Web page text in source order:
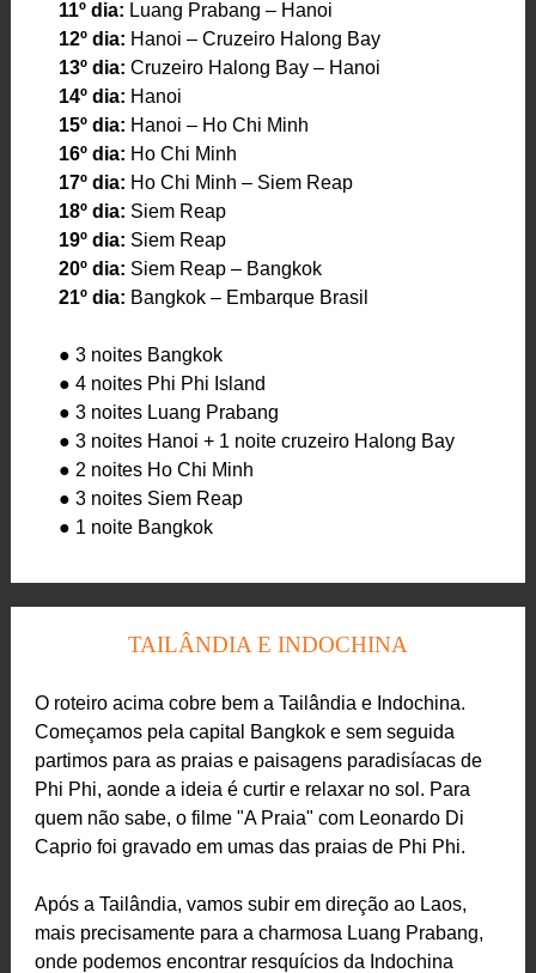
11º dia: Luang Prabang – Hanoi
12º dia: Hanoi – Cruzeiro Halong Bay
13º dia: Cruzeiro Halong Bay – Hanoi
14º dia: Hanoi
15º dia: Hanoi – Ho Chi Minh
16º dia: Ho Chi Minh
17º dia: Ho Chi Minh – Siem Reap
18º dia: Siem Reap
19º dia: Siem Reap
20º dia: Siem Reap – Bangkok
21º dia: Bangkok – Embarque Brasil
● 3 noites Bangkok
● 4 noites Phi Phi Island
● 3 noites Luang Prabang
● 3 noites Hanoi + 1 noite cruzeiro Halong Bay
● 2 noites Ho Chi Minh
● 3 noites Siem Reap
● 1 noite Bangkok
TAILÂNDIA E INDOCHINA
O roteiro acima cobre bem a Tailândia e Indochina.
Começamos pela capital Bangkok e sem seguida
partimos para as praias e paisagens paradisíacas de
Phi Phi, aonde a ideia é curtir e relaxar no sol. Para
quem não sabe, o filme "A Praia" com Leonardo Di
Caprio foi gravado em umas das praias de Phi Phi.
Após a Tailândia, vamos subir em direção ao Laos,
mais precisamente para a charmosa Luang Prabang,
onde podemos encontrar resquícios da Indochina